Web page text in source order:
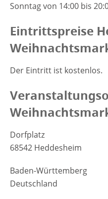
Sonntag von 14:00 bis
Eintrittspreise
Der Eintritt ist kostenlos.
Dorfplatz
68542 Heddesheim
Baden-Württemberg
Deutschland